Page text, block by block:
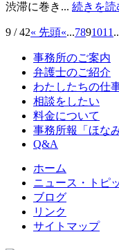
渋滞に巻き... 続きを読
9 / 42« 先頭«...7891011
事務所のご案内
弁護士のご紹介
わたしたちの仕
相談をしたい
料金について
事務所報「ほなみ
Q&A
ホーム
ニュース・トピ
ブログ
リンク
サイトマップ